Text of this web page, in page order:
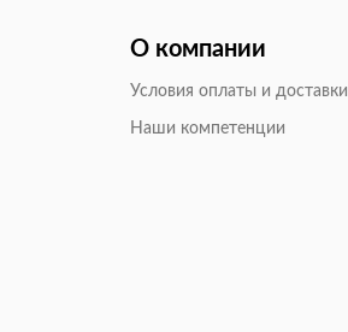
О компании
Условия оплаты и доставки
Наши компетенции